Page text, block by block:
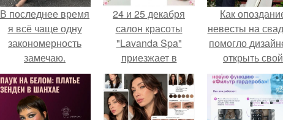
В последнее время
я всё чаще одну
закономерность
замечаю.
24 и 25 декабря
салон красоты
"Lavanda Spa"
приезжает в
Каргополь!
Как
невесты на
помогло
открыть свой
бренд.